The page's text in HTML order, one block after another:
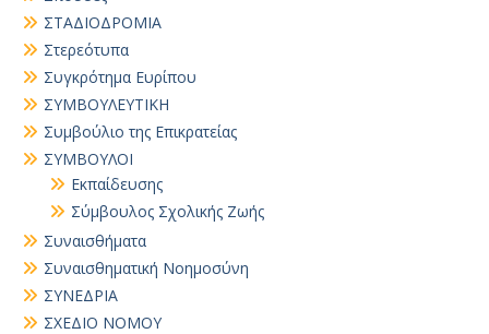
ΣΤΑΔΙΟΔΡΟΜΙΑ
Στερεότυπα
Συγκρότημα Ευρίπου
ΣΥΜΒΟΥΛΕΥΤΙΚΗ
Συμβούλιο της Επικρατείας
ΣΥΜΒΟΥΛΟΙ
Εκπαίδευσης
Σύμβουλος Σχολικής Ζωής
Συναισθήματα
Συναισθηματική Νοημοσύνη
ΣΥΝΕΔΡΙΑ
ΣΧΕΔΙΟ ΝΟΜΟΥ